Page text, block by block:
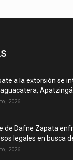
a la extorsión se
Apatzingán
2026
de Dafne Zapata
legales en busca
2026